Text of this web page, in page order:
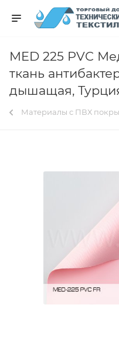
MED 225 PVC
ткань
дышащая,
Материалы с ПВХ